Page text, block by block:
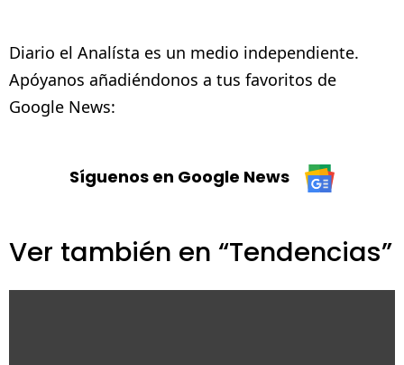
Diario el Analísta es un medio independiente.
Apóyanos añadiéndonos a tus favoritos de
Google News:
Síguenos en Google News
Ver también en “Tendencias”